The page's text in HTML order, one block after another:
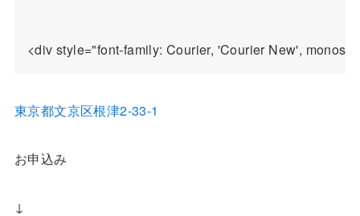
東京都文京区根津2-33-1
お申込み
↓